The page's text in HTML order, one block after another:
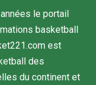
le portail
basketball
est
des
du continent et